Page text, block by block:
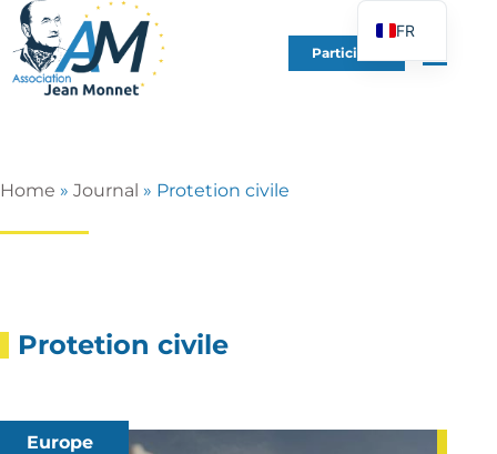
Participer
Home » Journal » Protetion civile
Protetion civile
Europe
FR
EN